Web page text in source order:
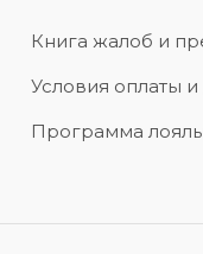
Книга жалоб и
Условия оплаты и
Программа